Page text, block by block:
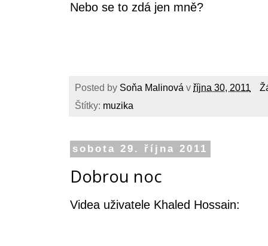
Nebo se to zdá jen mně?
Posted by Soňa Malinová v října 30, 2011
Štítky: muzika
sobota 29. října 2011
Dobrou noc
Videa uživatele Khaled Hossain: